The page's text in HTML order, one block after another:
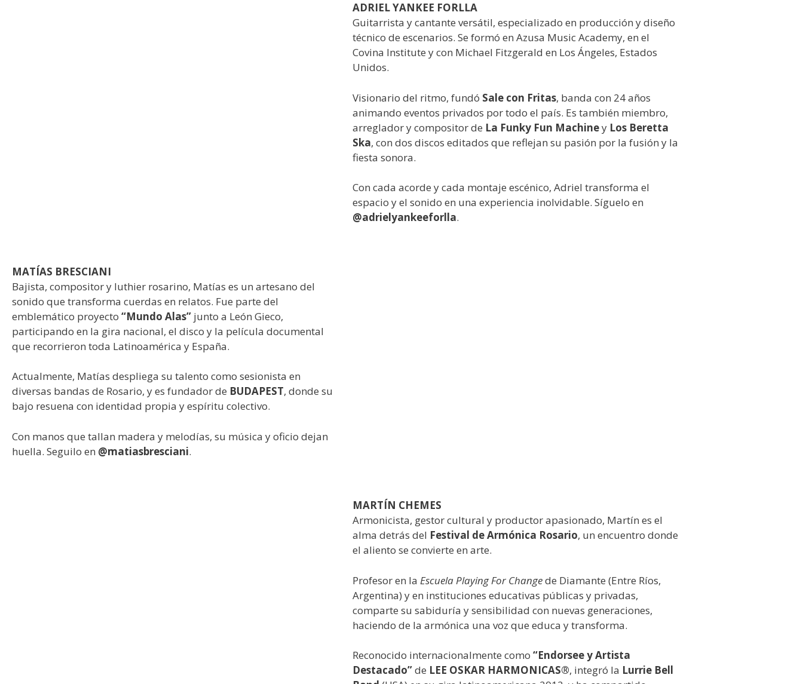
ADRIEL YANKEE FORLLA
Guitarrista y cantante versátil, especializado en producción y diseño
técnico de escenarios. Se formó en Azusa Music Academy, en el
Covina Institute y con Michael Fitzgerald en Los Ángeles, Estados
Unidos.
Visionario del ritmo, fundó Sale con Fritas, banda con 24 años
animando eventos privados por todo el país. Es también miembro,
arreglador y compositor de La Funky Fun Machiney Los Beretta
Ska, con dos discos editados que reflejan su pasión por la fusión y la
fiesta sonora.
Con cada acorde y cada montaje escénico, Adriel transforma el
espacio y el sonido en una experiencia inolvidable. Síguelo en
@adrielyankeeforlla.
MATÍAS BRESCIANI
Bajista, compositor y luthier rosarino, Matías es un artesano del
sonido que transforma cuerdas en relatos. Fue parte del
emblemático proyecto “Mundo Alas” junto a León Gieco,
participando en la gira nacional, el disco y la película documental
que recorrieron toda Latinoamérica y España.
Actualmente, Matías despliega su talento como sesionista en
diversas bandas de Rosario, y es fundador de BUDAPEST, donde su
bajo resuena con identidad propia y espíritu colectivo.
Con manos que tallan madera y melodías, su música y oficio dejan
huella. Seguilo en @matiasbresciani.
MARTÍN CHEMES
Armonicista, gestor cultural y productor apasionado, Martín es el
alma detrás del Festival de Armónica Rosario, un encuentro donde
el aliento se convierte en arte.
Profesor en la Escuela Playing For Changede Diamante (Entre Ríos,
Argentina) y en instituciones educativas públicas y privadas,
comparte su sabiduría y sensibilidad con nuevas generaciones,
haciendo de la armónica una voz que educa y transforma.
Reconocido internacionalmente como “Endorsee y Artista
Destacado”de LEE OSKAR HARMONICAS®, integró la Lurrie Bell